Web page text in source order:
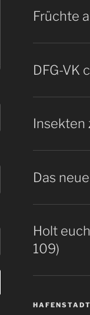
Früchte
DFG-VK
Insekten
Das
Holt
109)